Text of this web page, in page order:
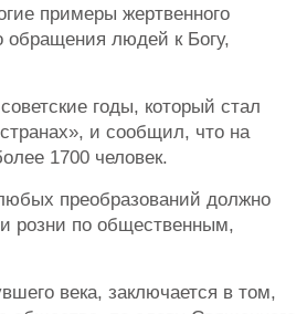
примеры жертвенного
обращения людей к Богу,
годы, который стал
и сообщил, что на
1700 человек.
преобразований должно
розни по общественным,
века, заключается в том,